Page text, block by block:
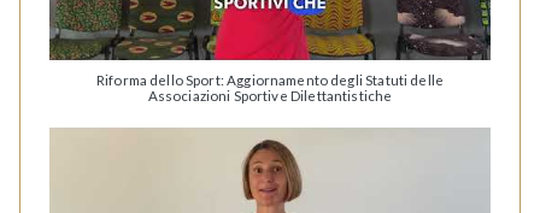
Riforma dello Sport: Aggiornamento degli Statuti delle
Associazioni Sportive Dilettantistiche